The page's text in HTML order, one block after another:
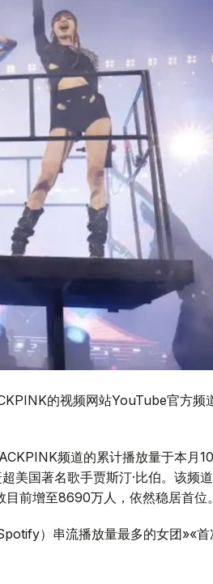
的视频网站YouTube官方频
频道的累计播放量于本月
美国著名歌手贾斯汀·比伯。该频道
前增至8690万人，依然稳居首位。
）串流播放量最多的女团»«首